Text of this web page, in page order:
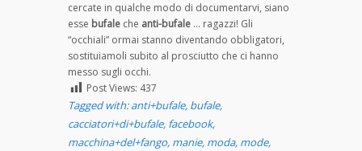
cercate in qualche modo di documentarvi, siano
esse bufale che anti-bufale … ragazzi! Gli
“occhiali” ormai stanno diventando obbligatori,
sostituiamoli subito al prosciutto che ci hanno
messo sugli occhi.
Post Views: 437
Tagged with: anti+bufale, bufale,
cacciatori+di+bufale, facebook,
macchina+del+fango, manie, moda, mode,